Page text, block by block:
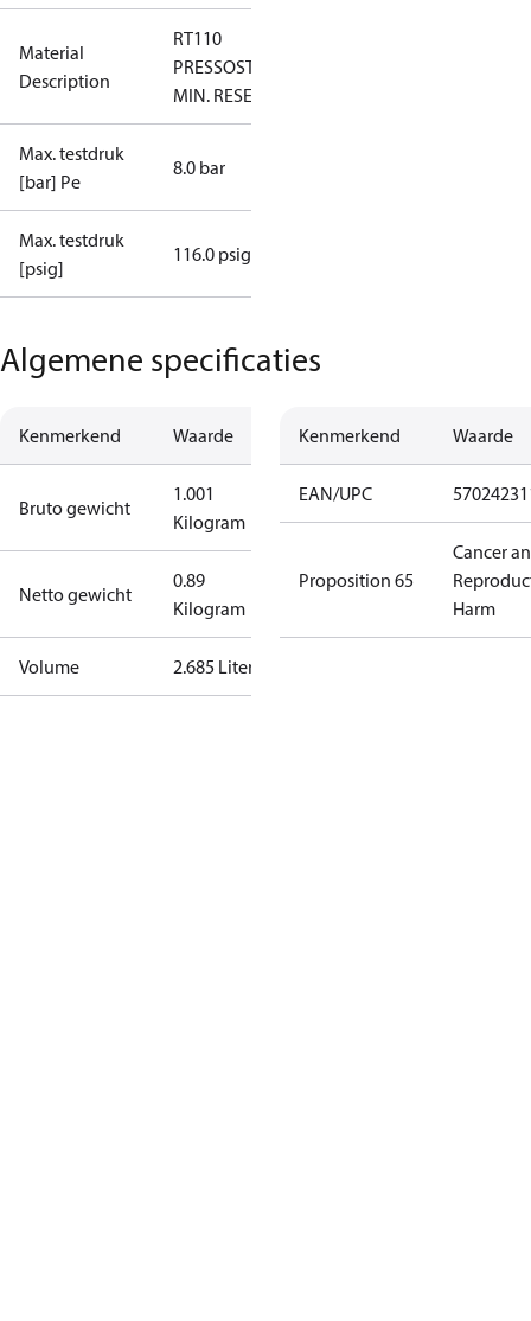
Material
Description
RT110
PRESSOSTAT
MIN. RESET
Max. testdruk
[bar] Pe
8.0 bar
Max. testdruk
[psig]
116.0 psig
Algemene specificaties
Kenmerkend Waarde
Bruto gewicht
1.001
Kilogram
Netto gewicht
0.89
Kilogram
Volume 2.685 Liter
Kenmerkend Waarde
EAN/UPC
Proposition 65
Cancer
Harm